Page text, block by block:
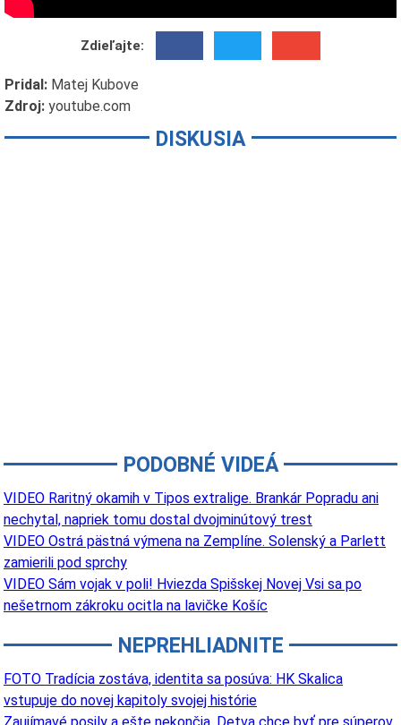
Zdieľajte:
Pridal: Matej Kubove
Zdroj: youtube.com
DISKUSIA
PODOBNÉ VIDEÁ
VIDEO Raritný okamih v Tipos extralige. Brankár Popradu ani
nechytal, napriek tomu dostal dvojminútový trest
VIDEO Ostrá pästná výmena na Zemplíne. Solenský a Parlett
zamierili pod sprchy
VIDEO Sám vojak v poli! Hviezda Spišskej Novej Vsi sa po
nešetrnom zákroku ocitla na lavičke Košíc
NEPREHLIADNITE
FOTO Tradícia zostáva, identita sa posúva: HK Skalica
vstupuje do novej kapitoly svojej histórie